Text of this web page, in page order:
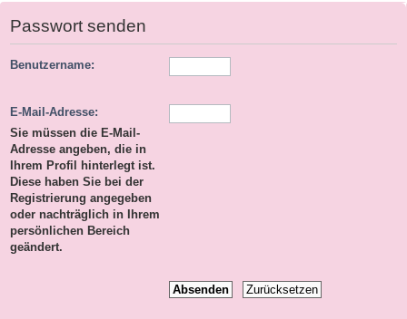
Passwort senden
Benutzername:
E-Mail-Adresse:
Sie müssen die E-Mail-
Adresse angeben, die in
Ihrem Profil hinterlegt ist.
Diese haben Sie bei der
Registrierung angegeben
oder nachträglich in Ihrem
persönlichen Bereich
geändert.